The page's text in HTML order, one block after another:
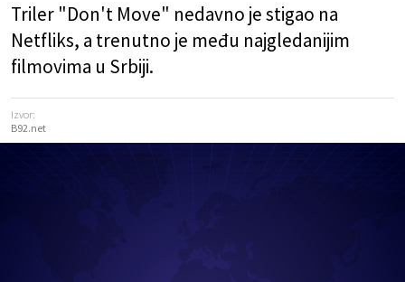
Triler "Don't Move" nedavno je stigao na
Netfliks, a trenutno je među najgledanijim
filmovima u Srbiji.
Izvor:
B92.net